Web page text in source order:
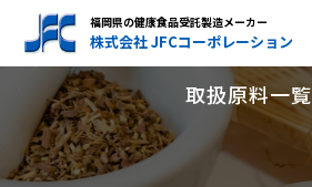
福岡県の健康食品受託製造メーカー
株式会社 JFCコーポレーション
取扱原料一覧